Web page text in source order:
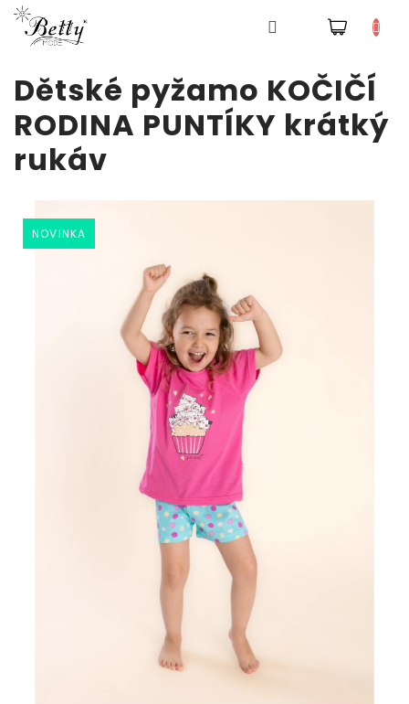
obsah
NÁKUPNÍ
Šaty
Tepláky
a
Mikiny
Dětské pyžamo KOČIČÍ
RODINA PUNTÍKY krátký
rukáv
NOVINKA